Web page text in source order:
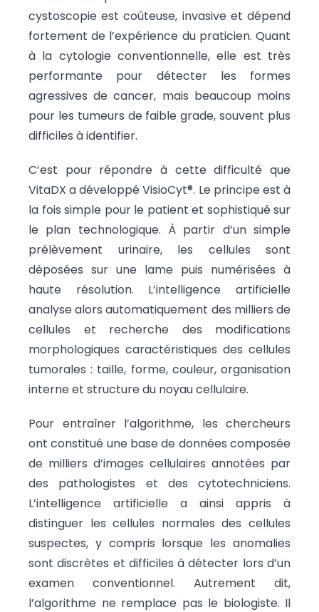
cystoscopie est coûteuse, invasive et dépend
fortement de l’expérience du praticien. Quant
à la cytologie conventionnelle, elle est très
performante pour détecter les formes
agressives de cancer, mais beaucoup moins
pour les tumeurs de faible grade, souvent plus
difficiles à identifier.
C’est pour répondre à cette difficulté que
VitaDX a développé VisioCyt®. Le principe est à
la fois simple pour le patient et sophistiqué sur
le plan technologique. À partir d’un simple
prélèvement urinaire, les cellules sont
déposées sur une lame puis numérisées à
haute résolution. L’intelligence artificielle
analyse alors automatiquement des milliers de
cellules et recherche des modifications
morphologiques caractéristiques des cellules
tumorales : taille, forme, couleur, organisation
interne et structure du noyau cellulaire.
Pour entraîner l’algorithme, les chercheurs
ont constitué une base de données composée
de milliers d’images cellulaires annotées par
des pathologistes et des cytotechniciens.
L’intelligence artificielle a ainsi appris à
distinguer les cellules normales des cellules
suspectes, y compris lorsque les anomalies
sont discrètes et difficiles à détecter lors d’un
examen conventionnel. Autrement dit,
l’algorithme ne remplace pas le biologiste. Il